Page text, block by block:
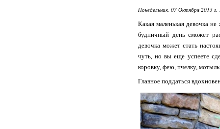
Понедельник, 07 Октября 2013 г.
Какая маленькая девочка
будничный день сможет
девочка может стать
чуть, но вы еще успеете
коровку, фею, пчелку,
Главное поддаться